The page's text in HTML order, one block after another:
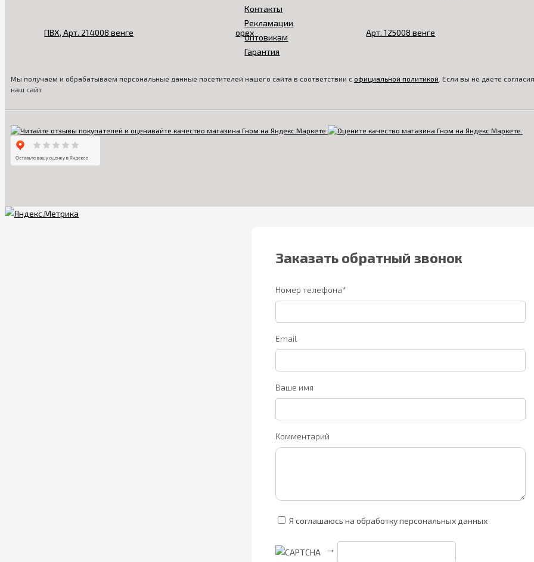
Контакты
Рекламации
Оптовикам
Гарантия
Мы получаем и обрабатываем персональные данные посетителей нашего сайта в соответствии с официальной политикой . Если вы не даете
наш сайт
Заказать обратный звонок
Номер телефона*
Email
Ваше имя
Комментарий
Я соглашаюсь на обработку персональных данных
→